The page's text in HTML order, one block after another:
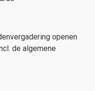
openen
de algemene